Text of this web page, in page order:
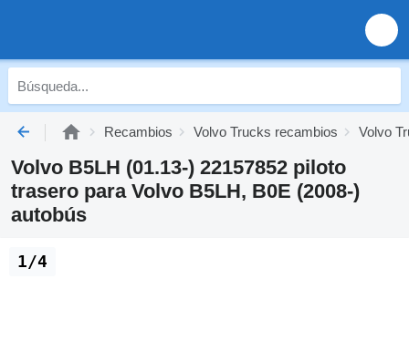
Recambios Volvo Trucks recambios Volvo
Volvo B5LH (01.13-) 22157852 piloto
trasero para Volvo B5LH, B0E (2008-)
autobús
1/4